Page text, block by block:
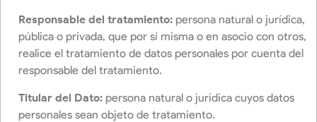
Responsable del tratamiento: persona natural o jurídica,
pública o privada, que por sí misma o en asocio con otros,
realice el tratamiento de datos personales por cuenta del
responsable del tratamiento.
Titular del Dato: persona natural o jurídica cuyos datos
personales sean objeto de tratamiento.